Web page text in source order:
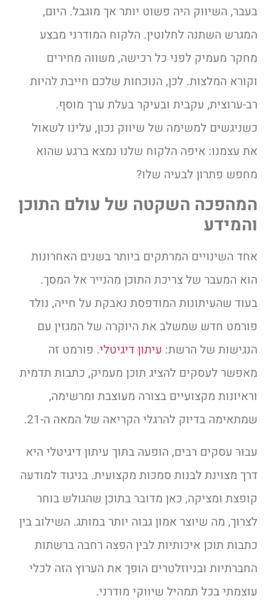
בעבר, השיווק היה פשוט יותר אך מוגבל. היום,
המגרש השתנה לחלוטין. הלקוח המודרני מבצע
מחקר מעמיק לפני כל רכישה, משווה מחירים
וקורא המלצות. לכן, הנוכחות שלכם חייבת להיות
רב-ערוצית, עקבית ובעיקר בעלת ערך מוסף.
כשניגשים למשימה של שיווק נכון, עלינו לשאול
את עצמנו: איפה הלקוח שלנו נמצא ברגע שהוא
מחפש פתרון לבעיה שלו?
המהפכה השקטה של עולם התוכן
והמידע
אחד השינויים המרתקים ביותר בשנים האחרונות
הוא המעבר של צריכת התוכן מהנייר אל המסך.
בעוד שהעיתונות המודפסת נאבקת על חייה, נולד
פורמט חדש שמשלב את היוקרה של המגזין עם
הנגישות של הרשת: עיתון דיגיטלי. פורמט זה
מאפשר לעסקים להציג תוכן מעמיק, כתבות תדמית
וראיונות מקצועיים בצורה מעוצבת ומרשימה,
שמתאימה בדיוק להרגלי הקריאה של המאה ה-21.
עבור עסקים רבים, הופעה בתוך עיתון דיגיטלי היא
דרך מצוינת לבנות סמכות מקצועית. בניגוד למודעה
קופצת ומציקה, כאן מדובר בתוכן שהגולש בוחר
לצרוך, מה שיוצר אמון גבוה יותר במותג. השילוב בין
כתבות תוכן איכותיות לבין הפצה רחבה ברשתות
החברתיות ובניוזלטרים הופך את הערוץ הזה לכלי
עוצמתי בכל תמהיל שיווקי מודרני.